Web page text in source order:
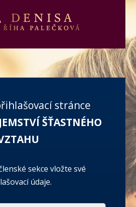
stránce
ŠŤASTNÉHO
sekce vložte své
údaje.